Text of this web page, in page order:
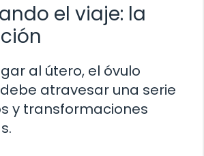
el viaje: la
al útero, el óvulo
atravesar una serie
y transformaciones